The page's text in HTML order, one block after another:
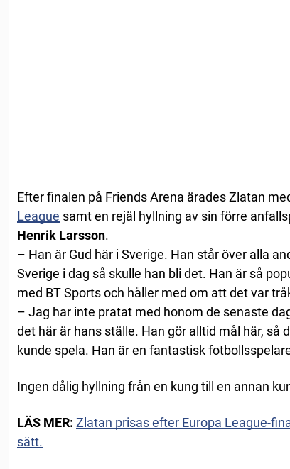
Efter finalen på Friends Arena ärades Zlatan
League samt en rejäl hyllning av sin förre
Henrik Larsson.
– Han är Gud här i Sverige. Han står över alla
Sverige i dag så skulle han bli det. Han är så
med BT Sports och håller med om att det var
– Jag har inte pratat med honom de senaste
det här är hans ställe. Han gör alltid mål här, så
kunde spela. Han är en fantastisk
Ingen dålig hyllning från en kung till en annan
LÄS MER: Zlatan prisas efter Europa League-
sätt.